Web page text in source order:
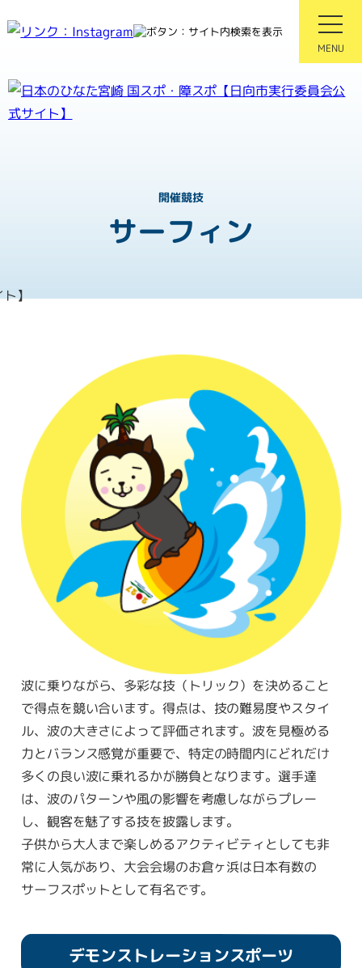
紡ぐ感動 親和となれ
第81回国民スポーツ大会
第26回全国障害者スポーツ大
MENU
サーフィン
開催競技
波に乗りながら、多彩な技（トリック）を決めること
で得点を競い合います。得点は、技の難易度やスタイ
ル、波の大きさによって評価されます。波を見極める
力とバランス感覚が重要で、特定の時間内にどれだけ
多くの良い波に乗れるかが勝負となります。選手達
は、波のパターンや風の影響を考慮しながらプレー
し、観客を魅了する技を披露します。
子供から大人まで楽しめるアクティビティとしても非
常に人気があり、大会会場のお倉ヶ浜は日本有数の
サーフスポットとして有名です。
デモンストレーションスポーツ